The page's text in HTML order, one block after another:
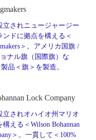
立されニュージャージー
ンドに拠点を構える＜
＞。アメリカ国旗 /
ナル旗（国際旗）な
品＜旗＞を製造。
Lock Company
立されオハイオ州マリオ
構える＜Wilson Bohannan
＞。一貫して＜100%